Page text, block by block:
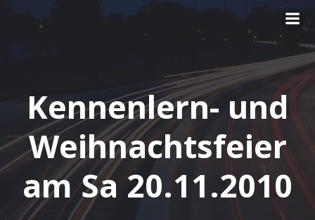
Zum
springen
Kennenlern- und
Weihnachtsfeier
am Sa 20.11.2010